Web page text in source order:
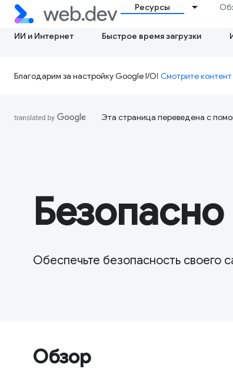
Ресурсы
ИИ и Интернет Быстрое время загрузки
Благодарим за настройку Google I/O! Смотрите
Эта страница переведена с
Обеспечьте безопасность своего
Обзор